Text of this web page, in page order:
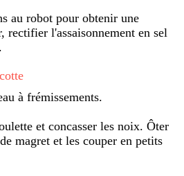
au robot pour obtenir une
rectifier l'assaisonnement en sel
à frémissements.
et concasser les noix. Ôter
magret et les couper en petits